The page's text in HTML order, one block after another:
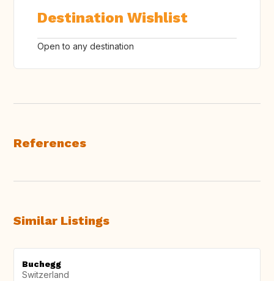
Destination Wishlist
Open to any destination
References
Similar Listings
Buchegg
Switzerland